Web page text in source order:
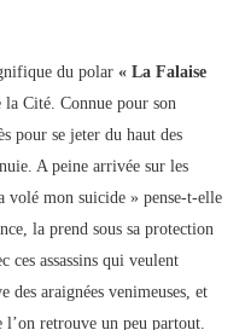
du polar« La Falaise
la Cité. Connue pour son
pour se jeter du haut des
A peine arrivée sur les
volé mon suicide » pense-t-elle
la prend sous sa protection
ces assassins qui veulent
araignées venimeuses, et
l’on retrouve un peu partout.